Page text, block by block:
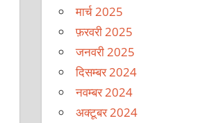
मार्च 2025
फ़रवरी 2025
जनवरी 2025
दिसम्बर 2024
नवम्बर 2024
अक्टूबर 2024